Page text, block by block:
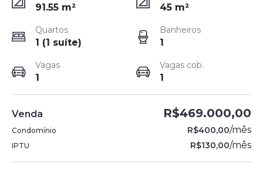
91.55 m² 45 m²
Quartos
1 (1 suíte)
Banheiros
1
Vagas
1
Vagas cob.
1
Venda R$469.000,00
Condomínio R$400,00/mês
IPTU R$130,00/mês